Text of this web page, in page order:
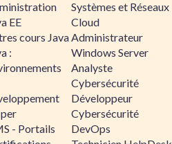
EE
cours Java
:
- Portails
Systèmes et Réseaux
Cloud
Administrateur
Windows Server
Analyste
Cybersécurité
Développeur
Cybersécurité
DevOps